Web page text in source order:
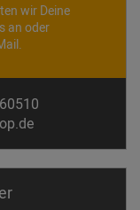
wir Deine
an oder